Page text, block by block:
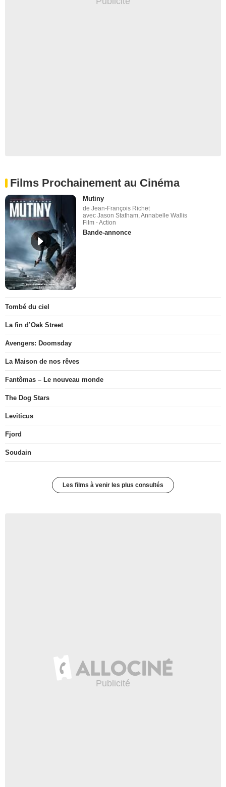
Films Prochainement au Cinéma
Mutiny
de Jean-François Richet
avec Jason Statham, Annabelle Wallis
Film - Action
Bande-annonce
Tombé du ciel
La fin d’Oak Street
Avengers: Doomsday
La Maison de nos rêves
Fantômas – Le nouveau monde
The Dog Stars
Leviticus
Fjord
Soudain
Les films à venir les plus consultés